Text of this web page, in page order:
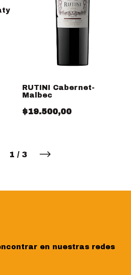
RUTINI Cabernet-
Malbec
$19.500,00
1 / 3
en nuestras redes